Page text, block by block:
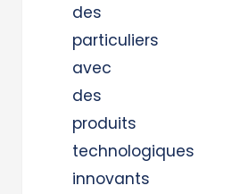
des
particuliers
avec
des
produits
technologiques
innovants